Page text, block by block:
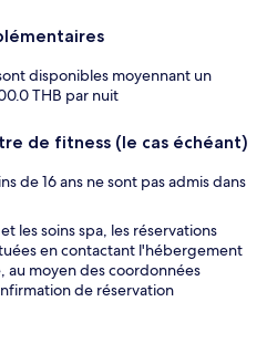
disponibles moyennant un
THB par nuit
de fitness (le cas échéant)
de 16 ans ne sont pas admis dans
les soins spa, les réservations
en contactant l'hébergement
au moyen des coordonnées
de réservation